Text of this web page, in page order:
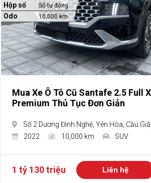
Hộp số Số tự động
Odo 10,000 km
Mua Xe Ô Tô Cũ Santafe 2.5 Full
Premium Thủ Tục Đơn Giản
Số 2 Dương Đình Nghệ, Yên Hòa, Cầu
2022
10,000 km SUV
1 tỷ 130 triệu Liên hệ